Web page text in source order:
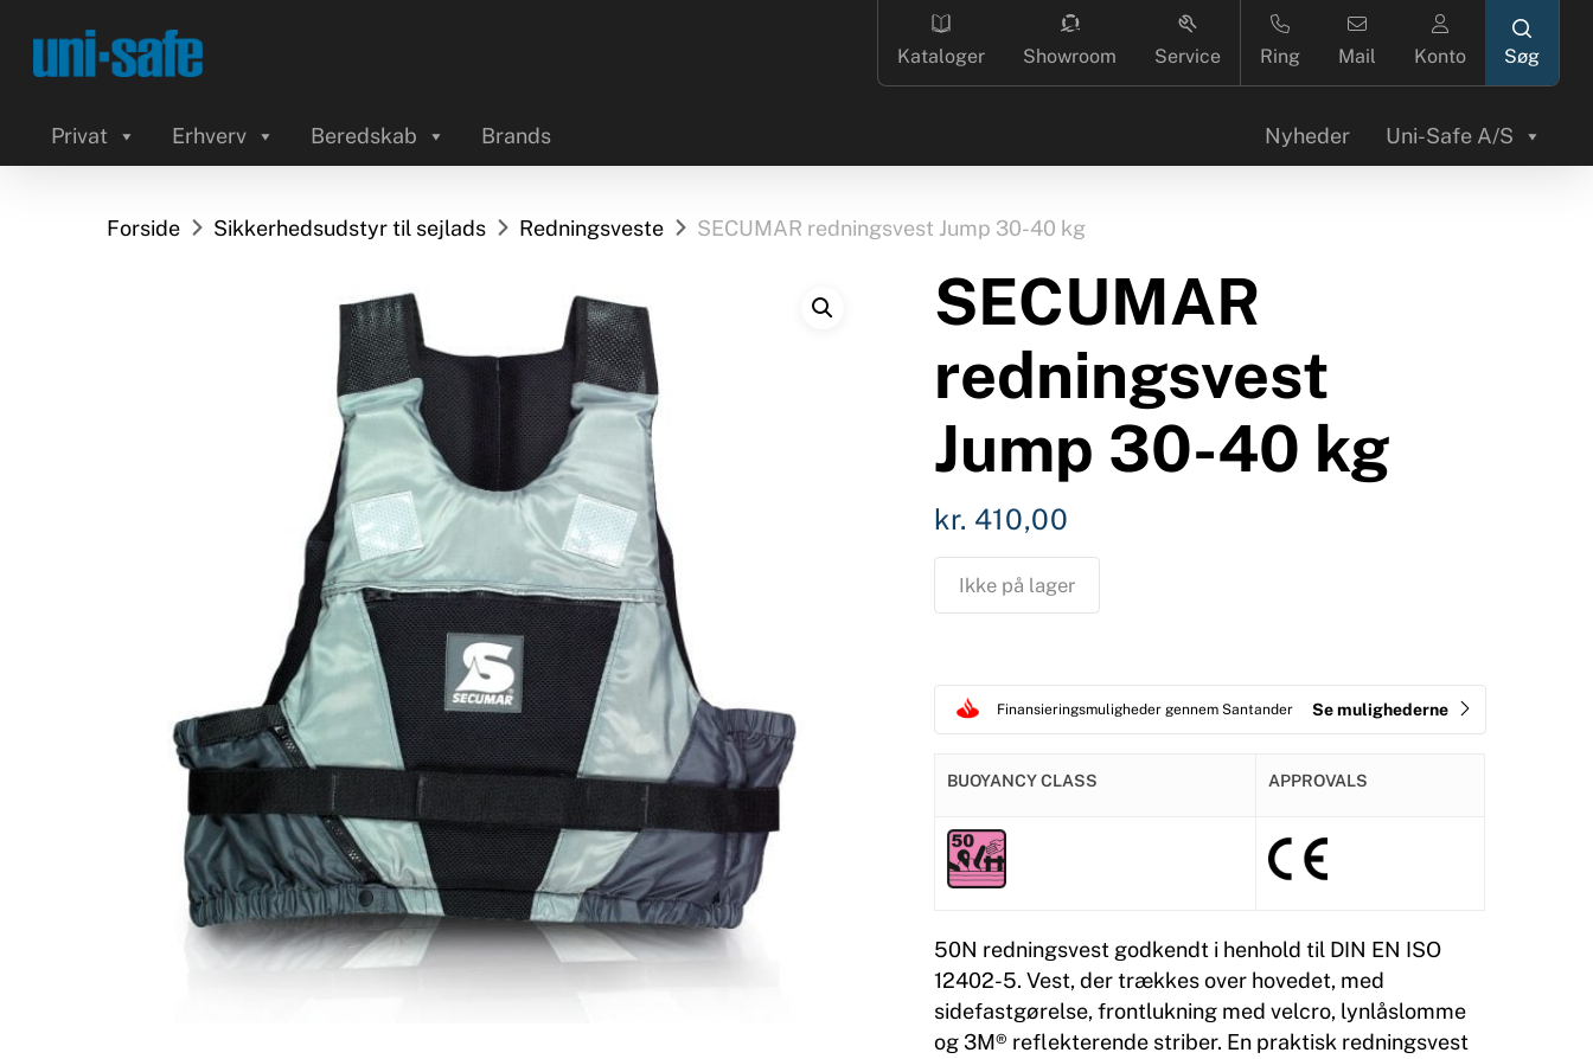
main
Products
Kataloger Showroom Service Ring Mail Konto
search
Privat Erhverv Beredskab Uni-Safe A/S
Nyheder
Brands
Forside Sikkerhedsudstyr til sejlads Redningsveste SECUMAR redningsvest Jump 30-40 kg
SECUMAR
redningsvest
Jump 30-40 kg
kr. 410,00
Ikke på lager
Finansieringsmuligheder gennem Santander Se mulighederne
BUOYANCY CLASS APPROVALS
50N redningsvest godkendt i henhold til DIN EN ISO
12402-5. Vest, der trækkes over hovedet, med
sidefastgørelse, frontlukning med velcro, lynlåslomme
og 3M® reflekterende striber. En praktisk redningsvest